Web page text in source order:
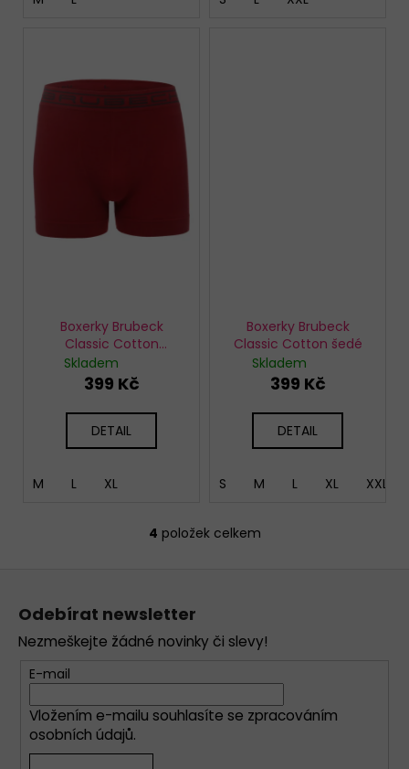
Boxerky Brubeck
Classic Cotton
červené
Skladem
399 Kč
DETAIL
M L XL
Boxerky Brubeck
Classic Cotton šedé
Skladem
399 Kč
DETAIL
S M L XL XXL
O
a
í
p
r
4 položek celkem
Odebírat newsletter
Nezmeškejte žádné novinky či slevy!
E-mail
Vložením e-mailu souhlasíte se zpracováním
osobních údajů.